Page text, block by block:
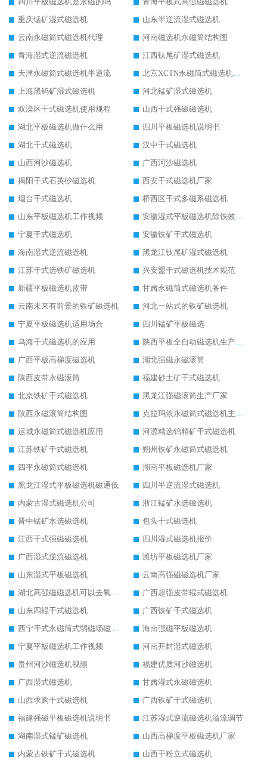
重庆锰矿湿式磁选机
山东半逆流湿式磁选机
云南永磁筒式磁选机代理
河南磁选机永磁筒结构图
青海湿式逆流磁选机
江西钛尾矿湿式磁选机
天津永磁筒式磁选机半逆流
北京XCTN永磁筒式磁选机磁块位置
上海黑钨矿湿式磁选机
河北锰矿湿式磁选机
双滦区干式磁选机使用规程
山西干式强磁磁选机
湖北平板磁选机做什么用
四川平板磁选机说明书
湖北干式磁选机
汉中干式磁选机
山西河沙磁选机
广西河沙磁选机
揭阳干式石英砂磁选机
西安干式磁选机厂家
烟台干式磁选机
桥西区干式多磁系磁选机
山东平板磁选机工作视频
安徽湿式平板磁选机除铁效果怎么样
宁夏干式磁选机
安徽铁矿干式磁选机
海南湿式逆流磁选机
黑龙江钛尾矿湿式磁选机
江苏干式选铁矿磁选机
兴安盟干式磁选机技术规范
新疆平板磁选机皮带
甘肃永磁筒式磁选机备件
云南未来有前景的铁矿磁选机
河北一站式的铁矿磁选机
宁夏平板磁选机适用场合
四川锰矿平板磁选
乌海干式磁选机的应用
陕西平板全自动磁选机生产厂家
广西平板高梯度磁选机
湖北强磁永磁滚筒
陕西皮带永磁滚筒
福建砂土矿干式磁选机
北京铁矿干式磁选机
黑龙江强磁滚筒生产厂家
陕西永磁滚筒结构图
克拉玛依永磁筒式磁选机主要技术参数
运城永磁筒式磁选机应用
河源精选钨精矿干式磁选机
江苏铁矿干式磁选机
朔州铁矿永磁筒式磁选机
四平永磁筒式磁选机
湖南平板磁选机厂家
黑龙江湿式平板磁选机磁通低
四川半逆流湿式磁选机
内蒙古湿式磁选机公司
浙江锰矿水选磁选机
晋中锰矿水选磁选机
包头干式磁选机
江西干式强磁磁选机
四川湿式磁选机报价
广西湿式逆流磁选机
潍坊平板磁选机厂家
山东湿式平板磁选机
云南高强磁磁选机厂家
湖北高强磁磁选机可以去氧化铝
广西超强皮带辊式磁选机
山东四辊干式磁选机
广西铁矿干式磁选机
西宁干式永磁筒式弱磁场磁选机结构图
海南强磁平板磁选机
宁夏平板磁选机工作视频
河南开封湿式磁选机
贵州河沙磁选机视频
福建优质河沙磁选机
广西湿式磁选机
甘肃湿式永磁磁选机
山西求购干式磁选机
广西铁矿干式磁选机
福建强磁平板磁选机说明书
江苏湿式逆流磁选机溢流调节
湖南湿式锰矿磁选机
山西高梯度平板磁选机厂家
内蒙古铁矿干式磁选机
山西干粉立式磁选机